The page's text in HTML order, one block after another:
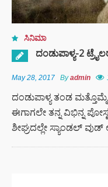
ಸಿನಿಮಾ
ದಂಡುಪಾಳ್ಯ-2
May 28, 2017 Byadmin
ದಂಡುಪಾಳ್ಯ ತಂಡ
ಈಗಾಗಲೇ ತನ್ನ ವಿಭಿನ್ನ
ಶೀಘ್ರದಲ್ಲೇ ಸ್ಯಾಂಡಲ್